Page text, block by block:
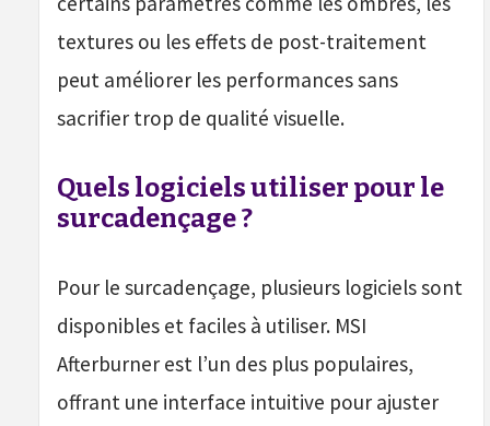
textures ou les effets de post-traitement
peut améliorer les performances sans
sacrifier trop de qualité visuelle.
Quels logiciels utiliser pour le
surcadençage ?
Pour le surcadençage, plusieurs logiciels sont
disponibles et faciles à utiliser. MSI
Afterburner est l’un des plus populaires,
offrant une interface intuitive pour ajuster